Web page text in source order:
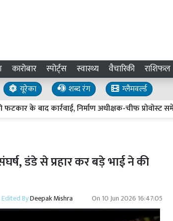
कारोबार स्पोर्ट्स स्वास्थ्य वैचारिकी राशिफल
यूरेका शब्द रंग
ग्लैमवर्ल्ड
के बाद कार्रवाई, निर्माण अधीक्षक-चीफ प्रोवोस्ट समेत कई
डंडे से प्रहार कर बड़े भाई ने की
Edited ByDeepak Mishra On 10 Jun 2026 16:47:05